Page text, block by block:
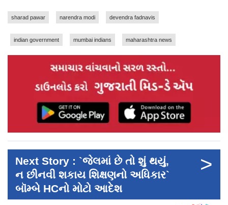
sharad pawar narendra modi devendra fadnavis
indian government mumbai indians maharashtra news
Next Story : `જેલમાં છે તો શું થયું,
ન છીનવી શકાય શિક્ષણનો અધિકાર`
બૉમ્બે HCનો મોટો આદેશ
>